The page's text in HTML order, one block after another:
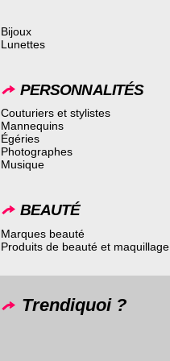
Bijoux
Lunettes
PERSONNALITÉS
Couturiers et stylistes
Mannequins
Égéries
Photographes
Musique
BEAUTÉ
Marques beauté
Produits de beauté et maquillage
Trendiquoi ?